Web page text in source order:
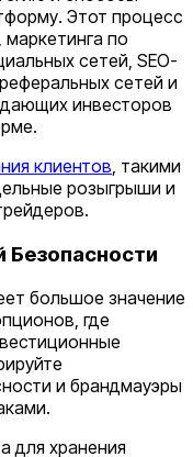
Этот процесс
по
сетей, SEO-
сетей и
инвесторов
клиентов, такими
розыгрыши и
Безопасности
большое значение
где
и брандмауэры
для хранения